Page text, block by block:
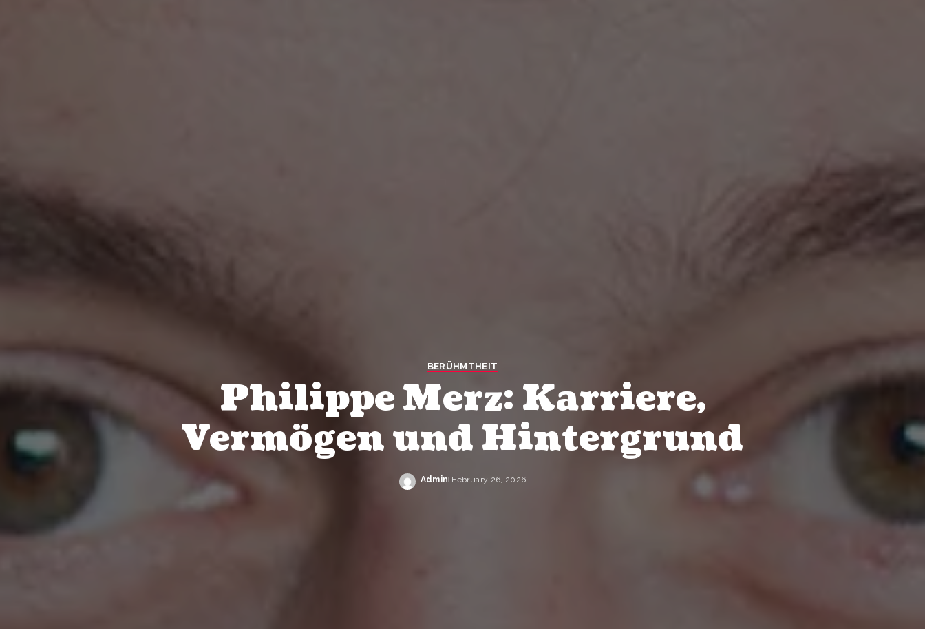
BERÜHMTHEIT
Philippe Merz: Karriere,
Vermögen und Hintergrund
Posted
Admin February 26, 2026